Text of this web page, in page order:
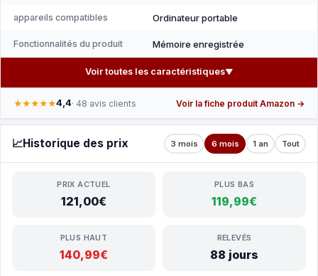
appareils compatibles Ordinateur portable
Fonctionnalités du produit Mémoire enregistrée
Voir toutes les caractéristiques▼
★★★★★4,4· 48 avis clients Voir la fiche produit Amazon →
📈Historique des prix 3 mois 6 mois 1 an Tout
PRIX ACTUEL
121,00€
PLUS BAS
119,99€
PLUS HAUT
140,99€
RELEVÉS
88 jours